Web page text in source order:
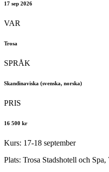
17 sep 2026
VAR
Trosa
SPRÅK
Skandinaviska (svenska, norska)
PRIS
16 500 kr
Kurs: 17-18 september
Plats: Trosa Stadshotell och